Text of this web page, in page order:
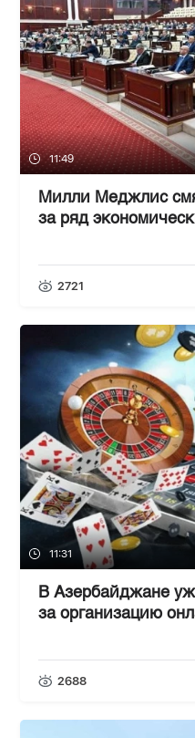
11:49
Милли Меджлис
за ряд
2721
11:31
В Азербайджане
за организацию
2688